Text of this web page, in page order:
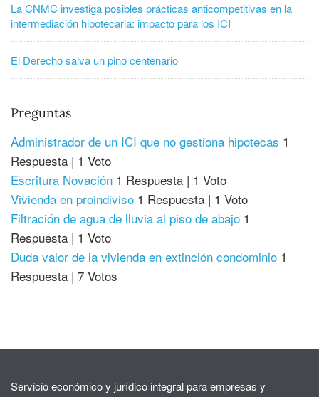
La CNMC investiga posibles prácticas anticompetitivas en la
intermediación hipotecaria: impacto para los ICI
El Derecho salva un pino centenario
Preguntas
Administrador de un ICI que no gestiona hipotecas 1
Respuesta | 1 Voto
Escritura Novación 1 Respuesta | 1 Voto
Vivienda en proindiviso 1 Respuesta | 1 Voto
Filtración de agua de lluvia al piso de abajo 1
Respuesta | 1 Voto
Duda valor de la vivienda en extinción condominio 1
Respuesta | 7 Votos
Servicio económico y jurídico integral para empresas y